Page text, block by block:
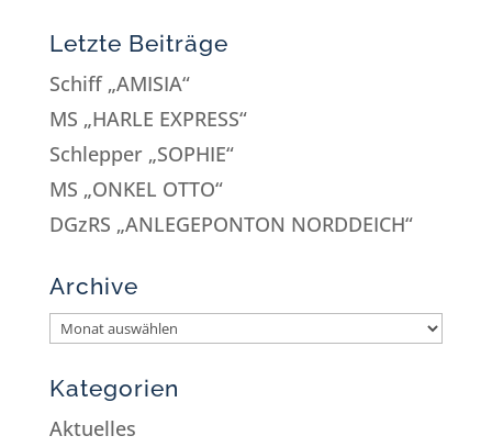
Letzte Beiträge
Schiff „AMISIA“
MS „HARLE EXPRESS“
Schlepper „SOPHIE“
MS „ONKEL OTTO“
DGzRS „ANLEGEPONTON NORDDEICH“
Archive
Kategorien
Aktuelles